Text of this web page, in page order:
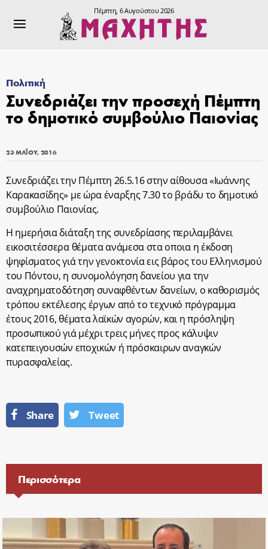
Πέμπτη, 6 Αυγούστου 2026
Πολιτική
Συνεδριάζει την προσεχή Πέμπτη
το δημοτικό συμβούλιο Παιονίας
23 ΜΑΪ́ΟΥ, 2016
Συνεδριάζει την Πέμπτη 26.5.16 στην αίθουσα «Ιωάννης
Καρακασίδης» με ώρα έναρξης 7.30 το βράδυ το δημοτικό
συμβούλιο Παιονίας.
Η ημερήσια διάταξη της συνεδρίασης περιλαμβάνει
εικοσιτέσσερα θέματα ανάμεσα στα οποια η έκδοση
ψηφίσματος γιά την γενοκτονία εις βάρος του Ελληνισμού
του Πόντου, η συνομολόγηση δανείου για την
αναχρηματοδότηση συναφθέντων δανείων, ο καθορισμός
τρόπου εκτέλεσης έργων από το τεχνικό πρόγραμμα
έτους 2016, θέματα λαϊκών αγορών, και η πρόσληψη
προσωπικού γιά μέχρι τρεις μήνες προς κάλυψιν
κατεπειγουσών εποχικών ή πρόσκαιρων αναγκών
πυρασφαλείας.
Share Tweet
Περισσότερα